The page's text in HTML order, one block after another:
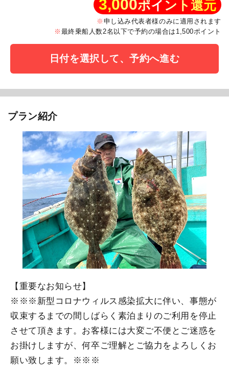
3,000ポイント還元
申し込み代表者様のみに適用されます
最終乗船人数2名以下で予約の場合は1,500ポイント
日付を選択して、予約へ進む
プラン紹介
【重要なお知らせ】
※※※新型コロナウィルス感染拡大に伴い、事態が
収束するまでの間しばらく素泊まりのご利用を停止
させて頂きます。お客様には大変ご不便とご迷惑を
お掛けしますが、何卒ご理解とご協力をよろしくお
願い致します。※※※